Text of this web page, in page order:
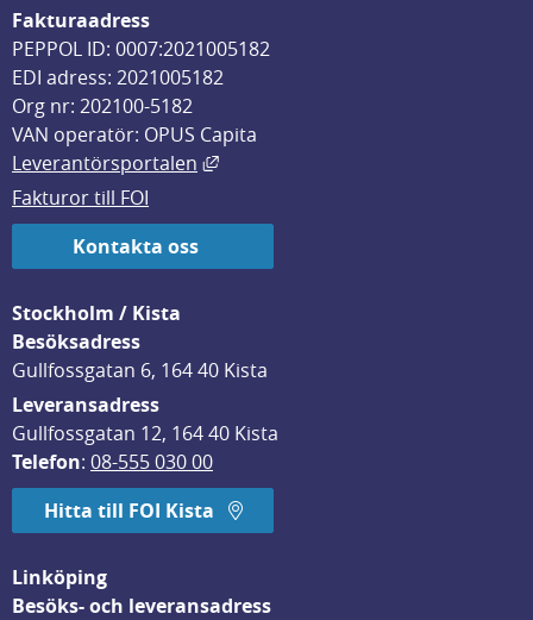
Fakturaadress
PEPPOL ID: 0007:2021005182
EDI adress: 2021005182
Org nr: 202100-5182
VAN operatör: OPUS Capita
Leverantörsportalen
Länk till annan webbplats, öppnas
Fakturor till FOI
Kontakta oss
Stockholm / Kista
Besöksadress
Gullfossgatan 6, 164 40 Kista
Leveransadress
Gullfossgatan 12, 164 40 Kista
Telefon: 08-555 030 00
Hitta till FOI Kista
Linköping
Besöks- och leveransadress